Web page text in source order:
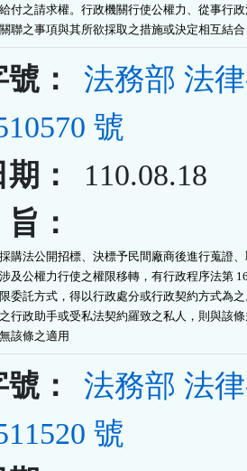
付之請求權。行政機關行使公權力、從事行
聯之事項與其所欲採取之措施或決定相互結合
：
法務部 法
號
：
110.08.18
：
購法公開招標、決標予民間廠商後進行蒐證
及公權力行使之權限移轉，有行政程序法第
委託方式，得以行政處分或行政契約方式為
行政助手或受私法契約羅致之私人，則與該
該條之適用
：
法務部 法
號